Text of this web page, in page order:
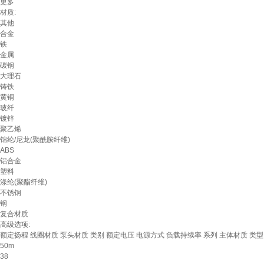
更多
材质:
其他
合金
铁
金属
碳钢
大理石
铸铁
黄铜
玻纤
镀锌
聚乙烯
锦纶/尼龙(聚酰胺纤维)
ABS
铝合金
塑料
涤纶(聚酯纤维)
不锈钢
钢
复合材质
高级选项:
额定扬程 线圈材质 泵头材质 类别 额定电压 电源方式 负载持续率 系列 主体材质 类型
50m
38